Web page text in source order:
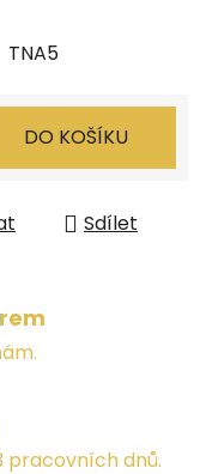
TNA5
DO KOŠÍKU
Sdílet
pracovních dnů.